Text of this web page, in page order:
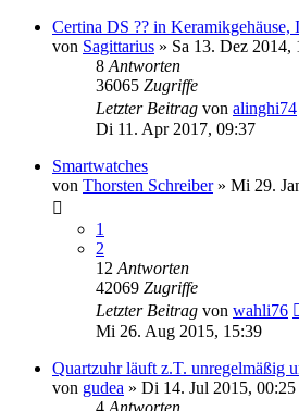
Certina DS ?? in Keramikgehäuse,
von Sagittarius » Sa 13. Dez 2014,
8 Antworten
36065 Zugriffe
Letzter Beitrag von alinghi74
Di 11. Apr 2017, 09:37
Smartwatches
von Thorsten Schreiber» Mi 29.
1
2
12 Antworten
42069 Zugriffe
Letzter Beitrag von wahli76
Mi 26. Aug 2015, 15:39
Quartzuhr läuft z.T. unregelmäßig
von gudea » Di 14. Jul 2015, 00:25
4 Antworten